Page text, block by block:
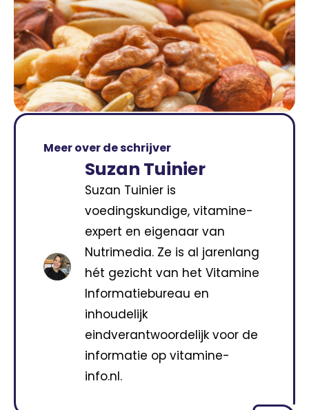
Meer over de schrijver
Suzan Tuinier
Suzan Tuinier is
voedingskundige, vitamine-
expert en eigenaar van
Nutrimedia. Ze is al jarenlang
hét gezicht van het Vitamine
Informatiebureau en
inhoudelijk
eindverantwoordelijk voor de
informatie op vitamine-
info.nl.